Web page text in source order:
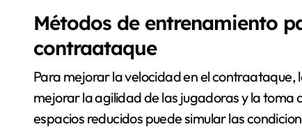
Métodos de entrenamiento
contraataque
Para mejorar la velocidad en el
mejorar la agilidad de las jugadoras y la toma
espacios reducidos puede simular las